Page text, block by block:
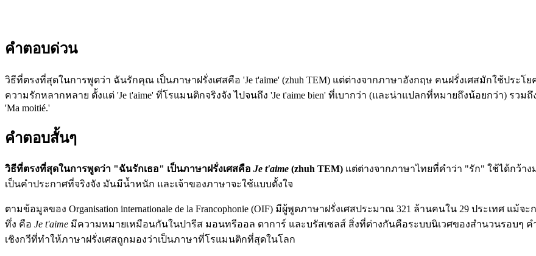
คำตอบด่วน
วิธีที่ตรงที่สุดในการพูดว่า ฉันรักคุณ เป็นภาษาฝรั่งเศสคือ 'Je t'aime' (zhuh TEM) แต่ต่างจากภาษาอังกฤษ คนฝรั่งเศสมักใช้ประ
ความรักหลากหลาย ตั้งแต่ 'Je t'aime' ที่โรแมนติกจริงจัง ไปจนถึง 'Je t'aime bien' ที่เบากว่า (และน่าแปลกที่หมายถึงน้อยกว่า) รวม
'Ma moitié.'
คำตอบสั้นๆ
วิธีที่ตรงที่สุดในการพูดว่า "ฉันรักเธอ" เป็นภาษาฝรั่งเศสคือ Je t'aime (zhuh TEM) แต่ต่างจากภาษาไทยที่คำว่า "รัก" ใช้ได้กว้า
เป็นคำประกาศที่จริงจัง มันมีน้ำหนัก และเจ้าของภาษาจะใช้แบบตั้งใจ
ตามข้อมูลของ Organisation internationale de la Francophonie (OIF) มีผู้พูดภาษาฝรั่งเศสประมาณ 321 ล้านคนใน 29 ประเทศ แ
ทึ่ง คือ Je t'aime มีความหมายเหมือนกันในปารีส มอนทรีออล ดาการ์ และบรัสเซลส์ สิ่งที่ต่างกันคือระบบนิเวศของสำนวนรอบๆ
เชิงกวีที่ทำให้ภาษาฝรั่งเศสถูกมองว่าเป็นภาษาที่โรแมนติกที่สุดในโลก